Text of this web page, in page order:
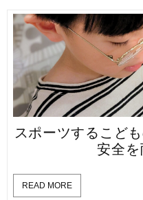
スポーツするこど
安全を
READ MORE